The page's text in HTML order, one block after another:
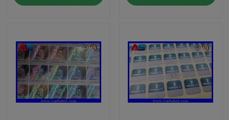
Hakkımızda
Kalite kontrol
Bize Ulaşın